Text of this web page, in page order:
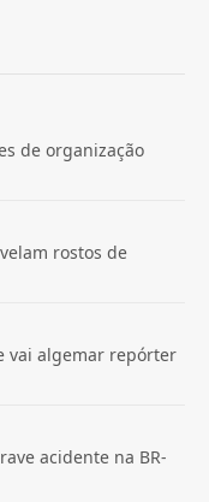
de organização
rostos de
vai algemar repórter
acidente na BR-